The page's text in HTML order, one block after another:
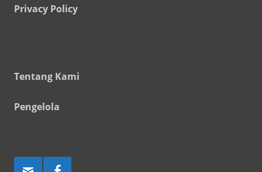
Privacy Policy
Tentang Kami
Pengelola